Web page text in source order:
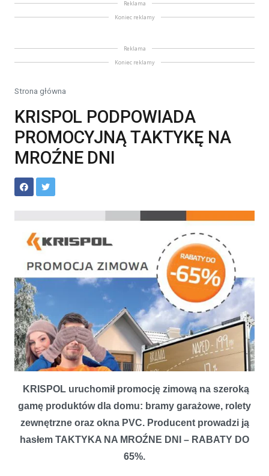
Reklama
Koniec reklamy
Reklama
Koniec reklamy
Strona główna
KRISPOL PODPOWIADA
PROMOCYJNĄ TAKTYKĘ NA
MROŹNE DNI
KRISPOL uruchomił promocję zimową na szeroką
gamę produktów dla domu: bramy garażowe, rolety
zewnętrzne oraz okna PVC. Producent prowadzi ją
hasłem TAKTYKA NA MROŹNE DNI – RABATY DO
65%.